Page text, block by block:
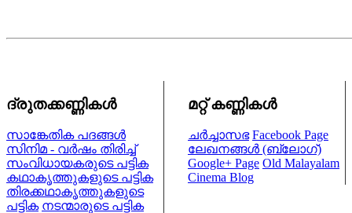
ദ്രുതക്കണ്ണികള്‍
സാങ്കേതിക പദങ്ങള്‍
സിനിമ - വര്‍ഷം തിരിച്ച്
സംവിധായകരുടെ പട്ടിക
കഥാകൃത്തുകളുടെ പട്ടിക
തിരക്കഥാകൃത്തുകളുടെ
പട്ടിക നടന്മാരുടെ പട്ടിക
മറ്റ് കണ്ണികള്‍
ചര്‍ച്ചാസഭ Facebook Page
ലേഖനങ്ങള്‍ (ബ്ലോഗ്)
Google+ Page Old Malayalam
Cinema Blog